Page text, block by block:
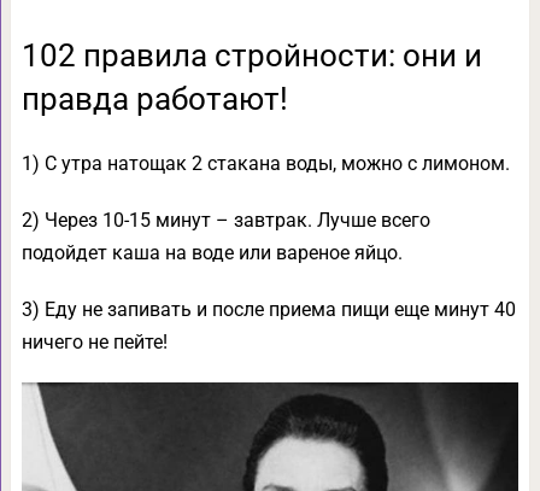
102 правила стройности: они и
правда работают!
1) С утра натощак 2 стакана воды, можно с лимоном.
2) Через 10-15 минут – завтрак. Лучше всего
подойдет каша на воде или вареное яйцо.
3) Еду не запивать и после приема пищи еще минут 40
ничего не пейте!